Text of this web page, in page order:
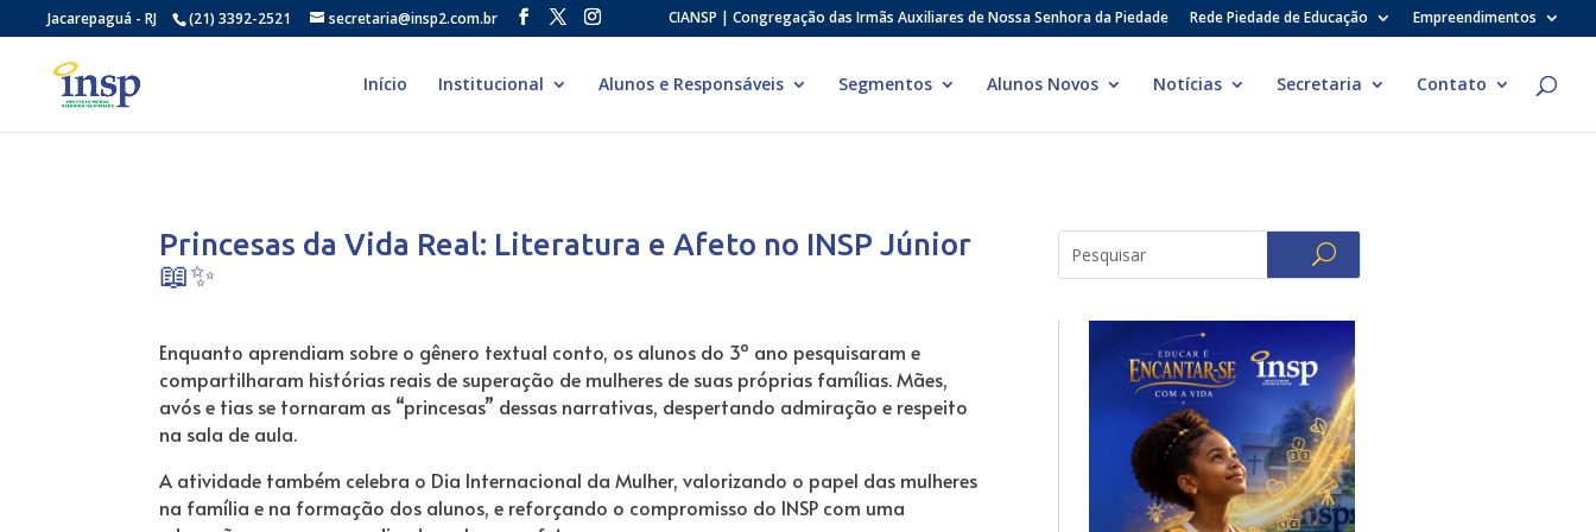
Jacarepaguá - RJ (21) 3392-2521 secretaria@insp2.com.br CIANSP | Congregação das Irmãs Auxiliares de Nossa Senhora da Piedade Rede Piedade de Educação Empreendimentos
Início Institucional Alunos e Responsáveis Segmentos Alunos Novos Notícias Secretaria Contato
Princesas da Vida Real: Literatura e Afeto no INSP Júnior
📖✨
Enquanto aprendiam sobre o gênero textual conto, os alunos do 3º ano pesquisaram e
compartilharam histórias reais de superação de mulheres de suas próprias famílias. Mães,
avós e tias se tornaram as “princesas” dessas narrativas, despertando admiração e respeito
na sala de aula.
A atividade também celebra o Dia Internacional da Mulher, valorizando o papel das mulheres
na família e na formação dos alunos, e reforçando o compromisso do INSP com uma